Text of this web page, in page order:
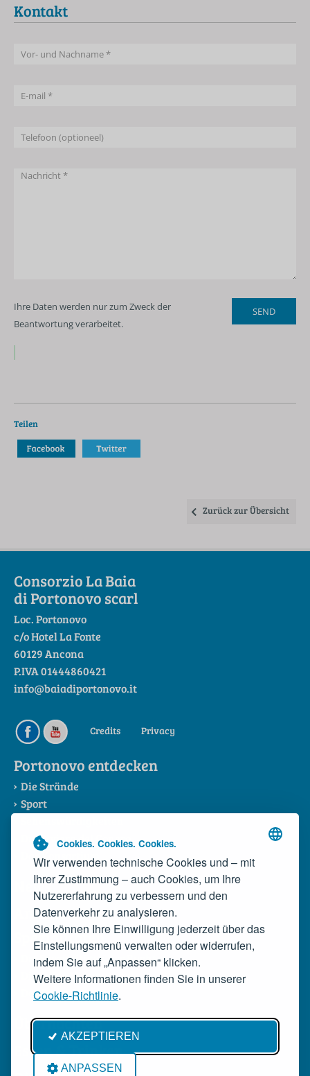
Cookies. Cookies. Cookies.
Wir verwenden technische Cookies und – mit
Ihrer Zustimmung – auch Cookies, um Ihre
Nutzererfahrung zu verbessern und den
Datenverkehr zu analysieren.
Sie können Ihre Einwilligung jederzeit über das
Einstellungsmenü verwalten oder widerrufen,
indem Sie auf „Anpassen“ klicken.
Weitere Informationen finden Sie in unserer
Cookie-Richtlinie.
AKZEPTIEREN
ANPASSEN
Kontakt
Ihre Daten werden nur zum Zweck der
Beantwortung verarbeitet.
Teilen
Zurück zur Übersicht
Consorzio La Baia
di Portonovo scarl
Loc. Portonovo
c/o Hotel La Fonte
60129 Ancona
P.IVA 01444860421
info@baiadiportonovo.it
Credits Privacy
Portonovo entdecken
Die Strände
Sport
Die Riviera del Conero
Das Konsortium
News
Anreise
Spezialitäten
Die Spezialitäten der Bucht
Die wilde Miesmuschel
Der Rosso Conero
Übernachten
Essen & Trinken